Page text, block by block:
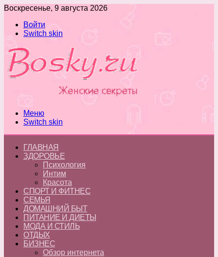
Воскресенье, 9 августа 2026
Войти
Switch skin
Меню
Switch skin
ГЛАВНАЯ
ЗДОРОВЬЕ
Психология
Интим
Красота
СПОРТ И ФИТНЕС
СЕМЬЯ
ДОМАШНИЙ БЫТ
ПИТАНИЕ И ДИЕТЫ
МОДА И СТИЛЬ
ОТДЫХ
БИЗНЕС
Обзор интернета